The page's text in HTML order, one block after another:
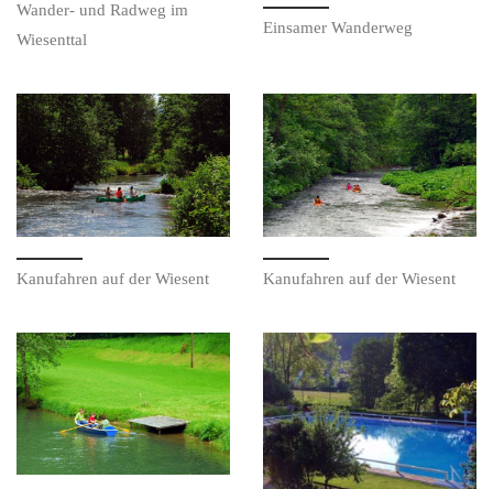
Wan­der- und Rad­weg im
Wiesenttal
Ein­sa­mer Wanderweg
Kanu­fah­ren auf der Wiesent Kanu­fah­ren auf der Wiesent